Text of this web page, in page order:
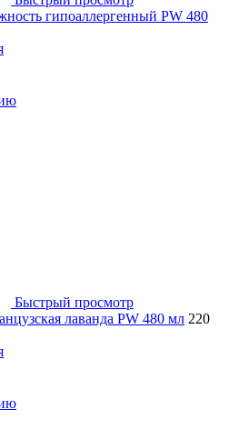
гипоаллергенный PW 480
Быстрый просмотр
лаванда PW 480 мл 220